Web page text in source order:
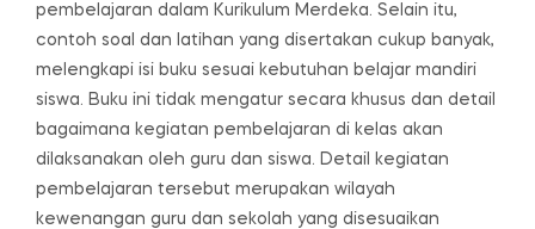
pembelajaran dalam Kurikulum Merdeka. Selain itu,
contoh soal dan latihan yang disertakan cukup banyak,
melengkapi isi buku sesuai kebutuhan belajar mandiri
siswa. Buku ini tidak mengatur secara khusus dan detail
bagaimana kegiatan pembelajaran di kelas akan
dilaksanakan oleh guru dan siswa. Detail kegiatan
pembelajaran tersebut merupakan wilayah
kewenangan guru dan sekolah yang disesuaikan